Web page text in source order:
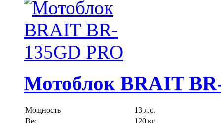
Мотоблок BRAIT
Мощность
13 л.с.
Вес
120 кг